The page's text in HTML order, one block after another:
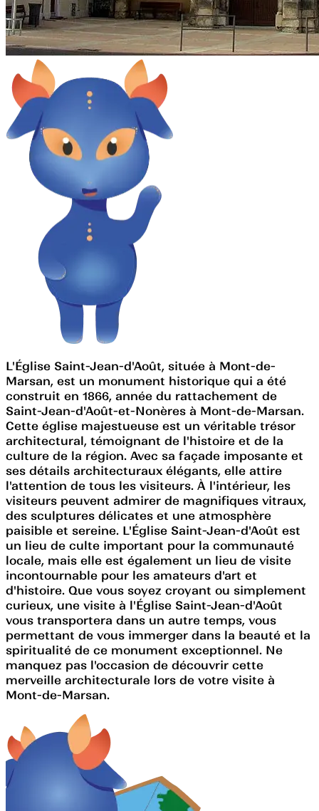
L'Église Saint-Jean-d'Août, située à Mont-de-
Marsan, est un monument historique qui a été
construit en 1866, année du rattachement de
Saint-Jean-d'Août-et-Nonères à Mont-de-Marsan.
Cette église majestueuse est un véritable trésor
architectural, témoignant de l'histoire et de la
culture de la région. Avec sa façade imposante et
ses détails architecturaux élégants, elle attire
l'attention de tous les visiteurs. À l'intérieur, les
visiteurs peuvent admirer de magnifiques vitraux,
des sculptures délicates et une atmosphère
paisible et sereine. L'Église Saint-Jean-d'Août est
un lieu de culte important pour la communauté
locale, mais elle est également un lieu de visite
incontournable pour les amateurs d'art et
d'histoire. Que vous soyez croyant ou simplement
curieux, une visite à l'Église Saint-Jean-d'Août
vous transportera dans un autre temps, vous
permettant de vous immerger dans la beauté et la
spiritualité de ce monument exceptionnel. Ne
manquez pas l'occasion de découvrir cette
merveille architecturale lors de votre visite à
Mont-de-Marsan.